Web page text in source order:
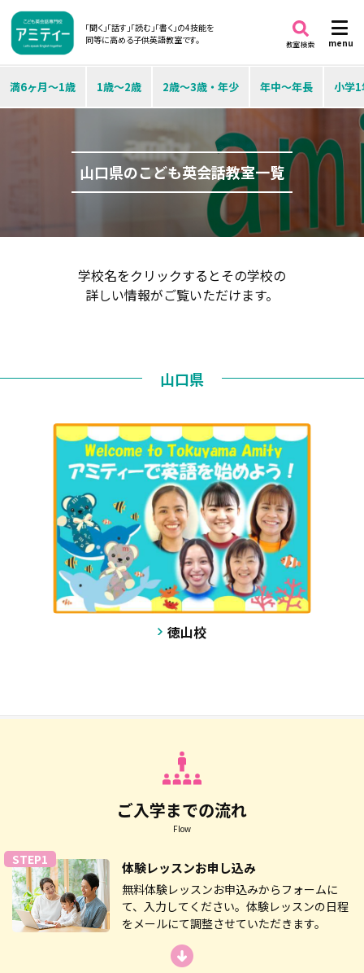
「聞く」「話す」「読む」「書く」の4技能を
同等に高める子供英語教室です。
menu
教室検索
満6ヶ月～1歳 1歳～2歳 2歳～3歳・年少 年中～年長 小学
山口県のこども英会話教室一覧
学校名をクリックするとその学校の
詳しい情報がご覧いただけます。
山口県
徳山校
ご入学までの流れ
Flow
STEP1 体験レッスンお申し込み
無料体験レッスンお申込みからフォームに
て、入力してください。体験レッスンの日程
をメールにて調整させていただきます。